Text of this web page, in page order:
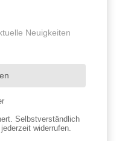
Neuigkeiten
Selbstverständlich
widerrufen.